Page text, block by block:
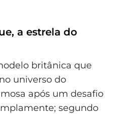
a estrela do
britânica que
universo do
após um desafio
segundo